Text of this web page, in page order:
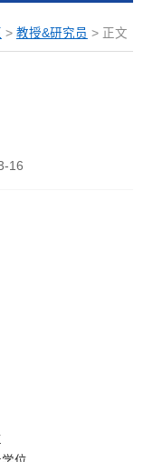
> 教授&研究员 > 正文
16